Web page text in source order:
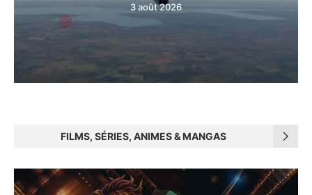
3 août 2026
FILMS, SÉRIES, ANIMES & MANGAS